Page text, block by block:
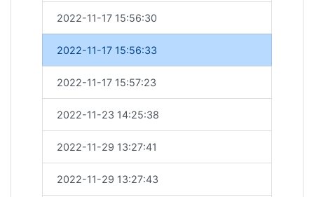
2022-11-17 15:56:30
2022-11-17 15:56:33
2022-11-17 15:57:23
2022-11-23 14:25:38
2022-11-29 13:27:41
2022-11-29 13:27:43